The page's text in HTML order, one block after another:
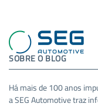
SOBRE O BLOG
Há mais de 100 anos
a SEG Automotive traz